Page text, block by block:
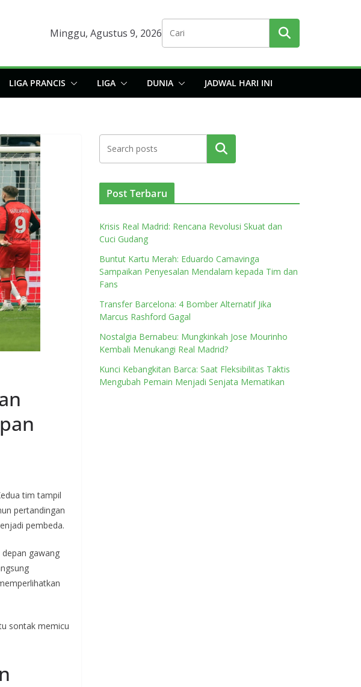
Minggu, Agustus 9, 2026
LIGA PRANCIS LIGA DUNIA JADWAL HARI INI
tim tampil
pertandingan
pembeda.
gawang
sontak memicu
Cari
Post Terbaru
Krisis Real Madrid: Rencana Revolusi Skuat dan
Cuci Gudang
Buntut Kartu Merah: Eduardo Camavinga
Sampaikan Penyesalan Mendalam kepada Tim dan
Fans
Transfer Barcelona: 4 Bomber Alternatif Jika
Marcus Rashford Gagal
Nostalgia Bernabeu: Mungkinkah Jose Mourinho
Kembali Menukangi Real Madrid?
Kunci Kebangkitan Barca: Saat Fleksibilitas Taktis
Mengubah Pemain Menjadi Senjata Mematikan